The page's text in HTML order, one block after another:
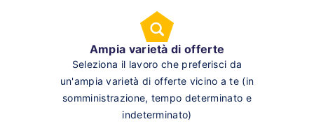
Ampia varietà di offerte
Seleziona il lavoro che preferisci da
un'ampia varietà di offerte vicino a te (in
somministrazione, tempo determinato e
indeterminato)